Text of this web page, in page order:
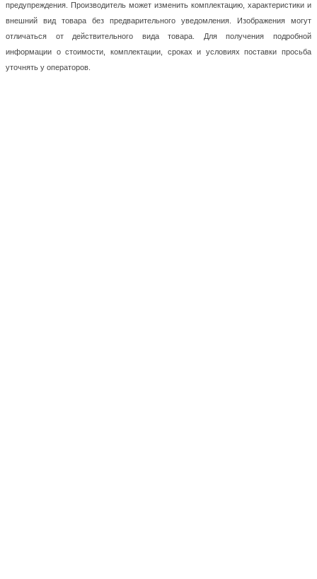
предупреждения. Производитель может изменить комплектацию, характеристики и
внешний вид товара без предварительного уведомления. Изображения могут
отличаться от действительного вида товара. Для получения подробной
информации о стоимости, комплектации, сроках и условиях поставки просьба
уточнять у операторов.